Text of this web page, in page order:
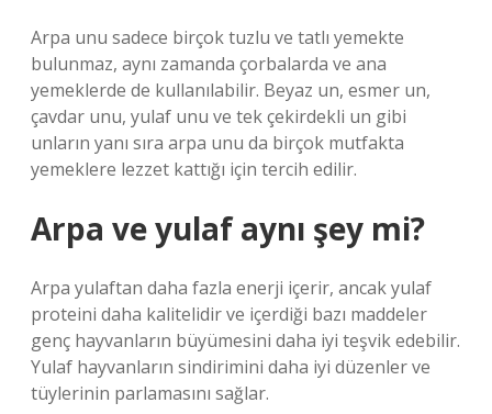
Arpa unu sadece birçok tuzlu ve tatlı yemekte
bulunmaz, aynı zamanda çorbalarda ve ana
yemeklerde de kullanılabilir. Beyaz un, esmer un,
çavdar unu, yulaf unu ve tek çekirdekli un gibi
unların yanı sıra arpa unu da birçok mutfakta
yemeklere lezzet kattığı için tercih edilir.
Arpa ve yulaf aynı şey mi?
Arpa yulaftan daha fazla enerji içerir, ancak yulaf
proteini daha kalitelidir ve içerdiği bazı maddeler
genç hayvanların büyümesini daha iyi teşvik edebilir.
Yulaf hayvanların sindirimini daha iyi düzenler ve
tüylerinin parlamasını sağlar.